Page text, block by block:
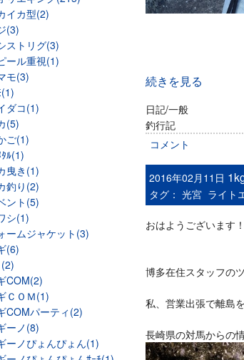
イカ型(2)
(3)
ストリグ(3)
ール重視(1)
モ(3)
ダコ(1)
(5)
ご(1)
ﾙ(1)
曳き(1)
釣り(2)
ント(5)
シ(1)
ームジャケット(3)
(6)
COM(2)
ＣＯＭ(1)
COMパーティ(2)
ーノ(8)
ーノぴょんぴょん(1)
続きを見る
日記/一般
釣行記
コメント
2016年02月11日
タグ： 光宮 ライト
おはようございます！
博多在住スタッフの
私、営業出張で離島
長崎県の対馬からの